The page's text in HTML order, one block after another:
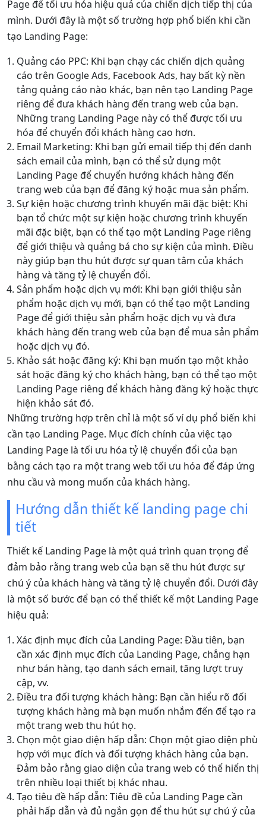
Page để tối ưu hóa hiệu quả của chiến dịch tiếp thị của
mình. Dưới đây là một số trường hợp phổ biến khi cần
tạo Landing Page:
Quảng cáo PPC: Khi bạn chạy các chiến dịch quảng
cáo trên Google Ads, Facebook Ads, hay bất kỳ nền
tảng quảng cáo nào khác, bạn nên tạo Landing Page
riêng để đưa khách hàng đến trang web của bạn.
Những trang Landing Page này có thể được tối ưu
hóa để chuyển đổi khách hàng cao hơn.
Email Marketing: Khi bạn gửi email tiếp thị đến danh
sách email của mình, bạn có thể sử dụng một
Landing Page để chuyển hướng khách hàng đến
trang web của bạn để đăng ký hoặc mua sản phẩm.
Sự kiện hoặc chương trình khuyến mãi đặc biệt: Khi
bạn tổ chức một sự kiện hoặc chương trình khuyến
mãi đặc biệt, bạn có thể tạo một Landing Page riêng
để giới thiệu và quảng bá cho sự kiện của mình. Điều
này giúp bạn thu hút được sự quan tâm của khách
hàng và tăng tỷ lệ chuyển đổi.
Sản phẩm hoặc dịch vụ mới: Khi bạn giới thiệu sản
phẩm hoặc dịch vụ mới, bạn có thể tạo một Landing
Page để giới thiệu sản phẩm hoặc dịch vụ và đưa
khách hàng đến trang web của bạn để mua sản phẩm
hoặc dịch vụ đó.
Khảo sát hoặc đăng ký: Khi bạn muốn tạo một khảo
sát hoặc đăng ký cho khách hàng, bạn có thể tạo một
Landing Page riêng để khách hàng đăng ký hoặc thực
hiện khảo sát đó.
Những trường hợp trên chỉ là một số ví dụ phổ biến khi
cần tạo Landing Page. Mục đích chính của việc tạo
Landing Page là tối ưu hóa tỷ lệ chuyển đổi của bạn
bằng cách tạo ra một trang web tối ưu hóa để đáp ứng
nhu cầu và mong muốn của khách hàng.
Hướng dẫn thiết kế landing page chi
tiết
Thiết kế Landing Page là một quá trình quan trọng để
đảm bảo rằng trang web của bạn sẽ thu hút được sự
chú ý của khách hàng và tăng tỷ lệ chuyển đổi. Dưới đây
là một số bước để bạn có thể thiết kế một Landing Page
hiệu quả:
Xác định mục đích của Landing Page: Đầu tiên, bạn
cần xác định mục đích của Landing Page, chẳng hạn
như bán hàng, tạo danh sách email, tăng lượt truy
cập, vv.
Điều tra đối tượng khách hàng: Bạn cần hiểu rõ đối
tượng khách hàng mà bạn muốn nhắm đến để tạo ra
một trang web thu hút họ.
Chọn một giao diện hấp dẫn: Chọn một giao diện phù
hợp với mục đích và đối tượng khách hàng của bạn.
Đảm bảo rằng giao diện của trang web có thể hiển thị
trên nhiều loại thiết bị khác nhau.
Tạo tiêu đề hấp dẫn: Tiêu đề của Landing Page cần
phải hấp dẫn và đủ ngắn gọn để thu hút sự chú ý của